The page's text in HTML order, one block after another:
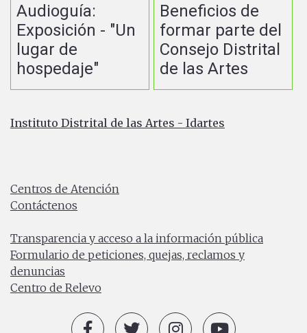
Audioguía:
Exposición - "Un
lugar de
hospedaje"
Beneficios de
formar parte del
Consejo Distrital
de las Artes
Instituto Distrital de las Artes - Idartes
Centros de Atención
Contáctenos
Transparencia y acceso a la información pública
Formulario de peticiones, quejas, reclamos y
denuncias
Centro de Relevo